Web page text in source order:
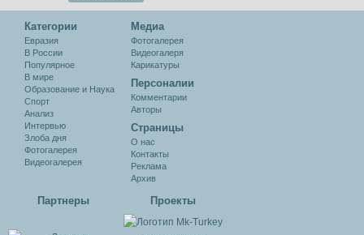
Категории
Евразия
В России
Популярное
В мире
Образование и Наука
Спорт
Анализ
Интервью
Злоба дня
Фотогалерея
Видеогалерея
Медиа
Фотогалерея
Видеогалеря
Карикатуры
Персоналии
Комментарии
Авторы
Cтраницы
О нас
Контакты
Реклама
Архив
Партнеры Проекты